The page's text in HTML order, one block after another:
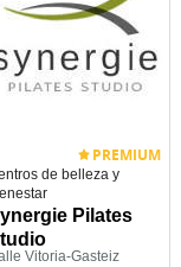
PREMIUM
de belleza y
Pilates
Vitoria-Gasteiz